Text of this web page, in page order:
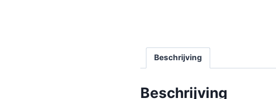
Beschrijving
Beschrijving